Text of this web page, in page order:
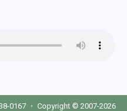
0167 ・ Copyright © 2007-2026